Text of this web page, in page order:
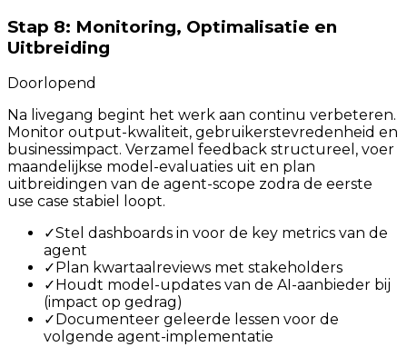
Stap 8: Monitoring, Optimalisatie en
Uitbreiding
Doorlopend
Na livegang begint het werk aan continu verbeteren.
Monitor output-kwaliteit, gebruikerstevredenheid en
businessimpact. Verzamel feedback structureel, voer
maandelijkse model-evaluaties uit en plan
uitbreidingen van de agent-scope zodra de eerste
use case stabiel loopt.
✓Stel dashboards in voor de key metrics van de
agent
✓ Plan kwartaalreviews met stakeholders
✓ Houdt model-updates van de AI-aanbieder bij
(impact op gedrag)
✓ Documenteer geleerde lessen voor de
volgende agent-implementatie